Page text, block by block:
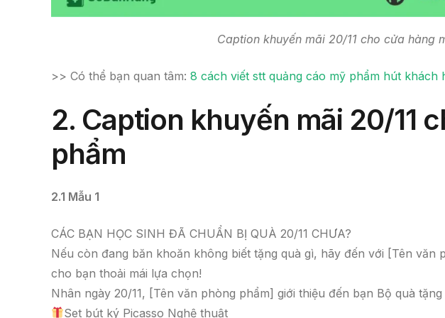
Caption khuyến mãi 20/11 cho cửa hàng
>> Có thể bạn quan tâm: 8 cách viết stt quảng cáo mỹ phẩm hút khách
2. Caption khuyến mãi 20/11
phẩm
2.1 Mẫu 1
CÁC BẠN HỌC SINH ĐÃ CHUẨN BỊ QUÀ 20/11 CHƯA?
Nếu còn đang băn khoăn không biết tặng quà gì, hãy đến với [Tên văn
cho bạn thoải mái lựa chọn!
Nhân ngày 20/11, [Tên văn phòng phẩm] giới thiệu đến bạn Bộ quà
Set bút ký Picasso Nghệ thuật